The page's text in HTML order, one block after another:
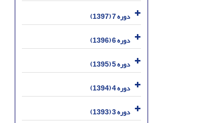
دوره 7 (1397)
دوره 6 (1396)
دوره 5 (1395)
دوره 4 (1394)
دوره 3 (1393)